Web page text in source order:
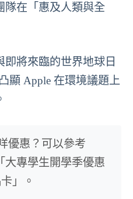
隊在「惠及人類與全
將來臨的世界地球日
顯 Apple 在環境議題上
優惠？可以參考
大專學生開學季優惠
」。